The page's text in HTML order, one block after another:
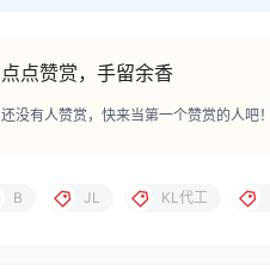
点点赞赏，手留余香
还没有人赞赏，快来当第一个赞赏的人吧！
B JL KL代工